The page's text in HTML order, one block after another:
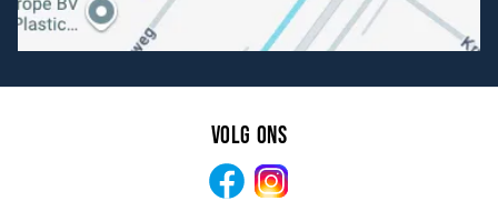
Volg ons
Facebook